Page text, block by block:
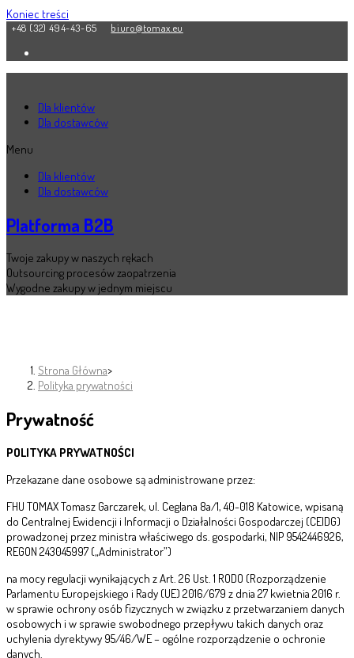
Koniec treści
+48 (32) 494-43-65 biuro@tomax.eu
Dla klientów
Dla dostawców
Menu
Dla klientów
Dla dostawców
Platforma B2B
Twoje zakupy w naszych rękach
Outsourcing procesów zaopatrzenia
Wygodne zakupy w jednym miejscu
Strona Główna>
Polityka prywatności
Prywatność
POLITYKA PRYWATNOŚCI
Przekazane dane osobowe są administrowane przez:
FHU TOMAX Tomasz Garczarek, ul. Ceglana 8a/1, 40-018 Katowice, wpisaną
do Centralnej Ewidencji i Informacji o Działalności Gospodarczej (CEIDG)
prowadzonej przez ministra właściwego ds. gospodarki, NIP 9542446926,
REGON 243045997 („Administrator”)
na mocy regulacji wynikających z Art. 26 Ust. 1 RODO (Rozporządzenie
Parlamentu Europejskiego i Rady (UE) 2016/679 z dnia 27 kwietnia 2016 r.
w sprawie ochrony osób fizycznych w związku z przetwarzaniem danych
osobowych i w sprawie swobodnego przepływu takich danych oraz
uchylenia dyrektywy 95/46/WE – ogólne rozporządzenie o ochronie
danych.